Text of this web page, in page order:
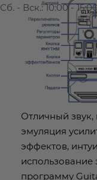
Отличный
эмуляция
эффектов,
программу
Сб. - Вск.: 10:00 -